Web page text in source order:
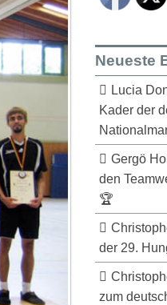
Neueste
Lucia
Kader der
Gergö
den
🏆
der 29.
zum